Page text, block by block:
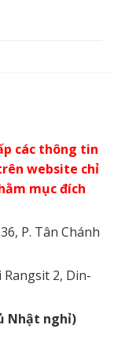
các thông tin
website chỉ
mục đích
P. Tân Chánh
Rangsit 2, Din-
Nhật nghỉ)